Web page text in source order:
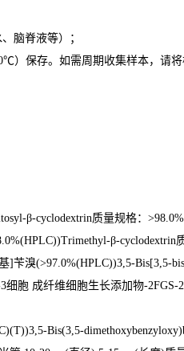
脑脊液等）；
℃）保存。如需周期收集样本，请
β-cyclodextrin质量规格：
β-cyclodextrin
]苄溴(>97.0%(HPLC))3,5-Bis[3,5-
细胞 成纤维细胞生长添加物-2FGS-
Bis(3,5-